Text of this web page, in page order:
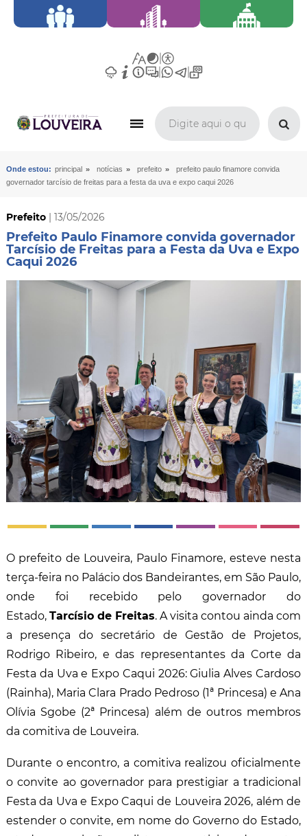
Onde estou: principal » notícias » prefeito »
prefeito paulo finamore convida
governador tarcísio de freitas para a festa da uva e expo caqui 2026
Prefeito| 13/05/2026
Prefeito Paulo Finamore convida governador
Tarcísio de Freitas para a Festa da Uva e Expo
Caqui 2026
O prefeito de Louveira, Paulo Finamore, esteve nesta
terça-feira no Palácio dos Bandeirantes, em São Paulo,
onde foi recebido pelo governador do
Estado, Tarcísio de Freitas. A visita contou ainda com
a presença do secretário de Gestão de Projetos,
Rodrigo Ribeiro, e das representantes da Corte da
Festa da Uva e Expo Caqui 2026: Giulia Alves Cardoso
(Rainha), Maria Clara Prado Pedroso (1ª Princesa) e Ana
Olívia Sgobe (2ª Princesa) além de outros membros
da comitiva de Louveira.
Durante o encontro, a comitiva realizou oficialmente
o convite ao governador para prestigiar a tradicional
Festa da Uva e Expo Caqui de Louveira 2026, além de
estender o convite, em nome do Governo do Estado,